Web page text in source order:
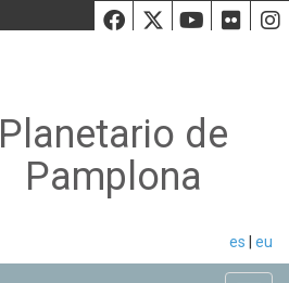
Facebook
Twiiter
Planetario de
Pamplona
es eu